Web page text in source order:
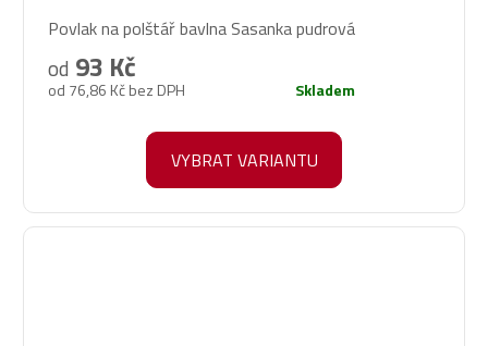
Povlak na polštář bavlna Sasanka pudrová
od 76,86 Kč bez DPH
od 93 Kč
Skladem
VYBRAT VARIANTU